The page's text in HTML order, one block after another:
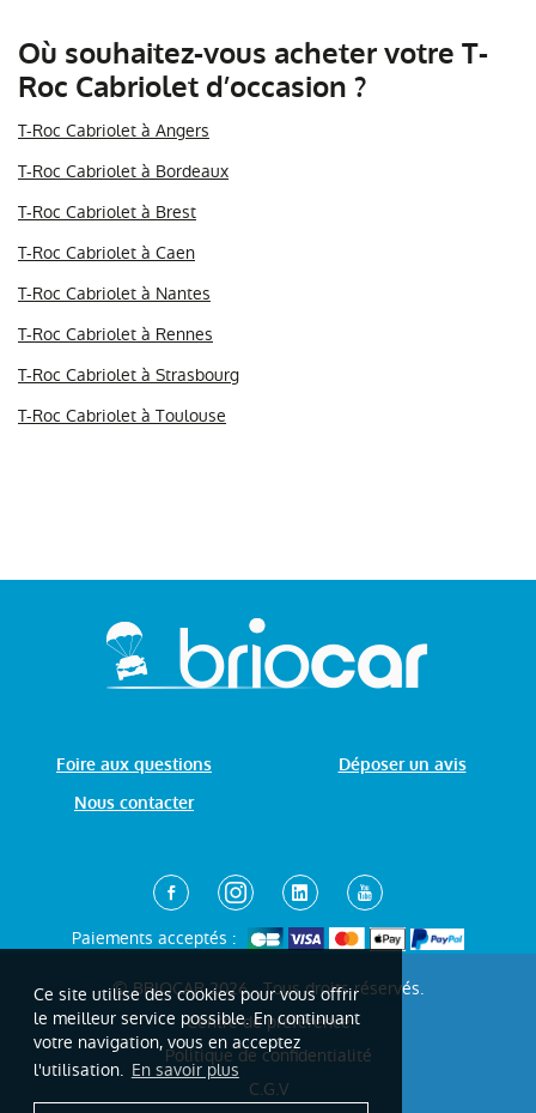
Ce site utilise des cookies pour vous offrir
le meilleur service possible. En continuant
votre navigation, vous en acceptez
l'utilisation. En savoir plus
Où souhaitez-vous acheter votre T-
Roc Cabriolet d’occasion ?
T-Roc Cabriolet à Angers
T-Roc Cabriolet à Bordeaux
T-Roc Cabriolet à Brest
T-Roc Cabriolet à Caen
T-Roc Cabriolet à Nantes
T-Roc Cabriolet à Rennes
T-Roc Cabriolet à Strasbourg
T-Roc Cabriolet à Toulouse
Foire aux questions
Nous contacter
Déposer un avis
Paiements acceptés :
© BRIOCAR 2026 - Tous droits réservés.
Centre de préférence
Politique de confidentialité
C.G.V